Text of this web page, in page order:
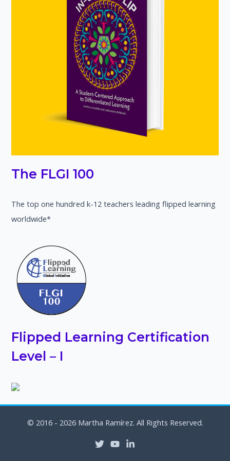
The FLGI 100
The top one hundred k-12 teachers leading flipped learning
worldwide*
Flipped Learning Certification
Level – I
© 2016 - 2026 Martha Ramírez. All Rights Reserved.